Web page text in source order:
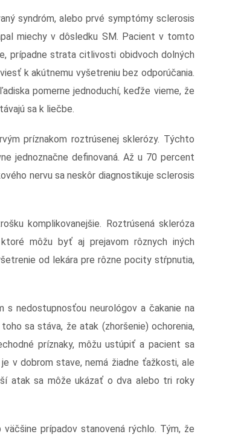
syndróm, alebo prvé symptómy sclerosis
miechy v dôsledku SM. Pacient v tomto
prípadne strata citlivosti obidvoch dolných
k akútnemu vyšetreniu bez odporúčania.
pomerne jednoduchí, keďže vieme, že
sa k liečbe.
príznakom roztrúsenej sklerózy. Týchto
jednoznačne definovaná. Až u 70 percent
nervu sa neskôr diagnostikuje sclerosis
komplikovanejšie. Roztrúsená skleróza
môžu byť aj prejavom rôznych iných
od lekára pre rôzne pocity stŕpnutia,
nedostupnosťou neurológov a čakanie na
sa stáva, že atak (zhoršenie) ochorenia,
príznaky, môžu ustúpiť a pacient sa
v dobrom stave, nemá žiadne ťažkosti, ale
atak sa môže ukázať o dva alebo tri roky
prípadov stanovená rýchlo. Tým, že